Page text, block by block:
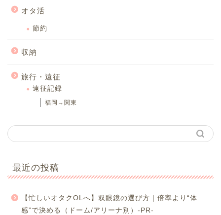
オタ活
節約
収納
旅行・遠征
遠征記録
福岡→関東
最近の投稿
【忙しいオタクOLへ】双眼鏡の選び方｜倍率より“体
感”で決める（ドーム/アリーナ別）-PR-